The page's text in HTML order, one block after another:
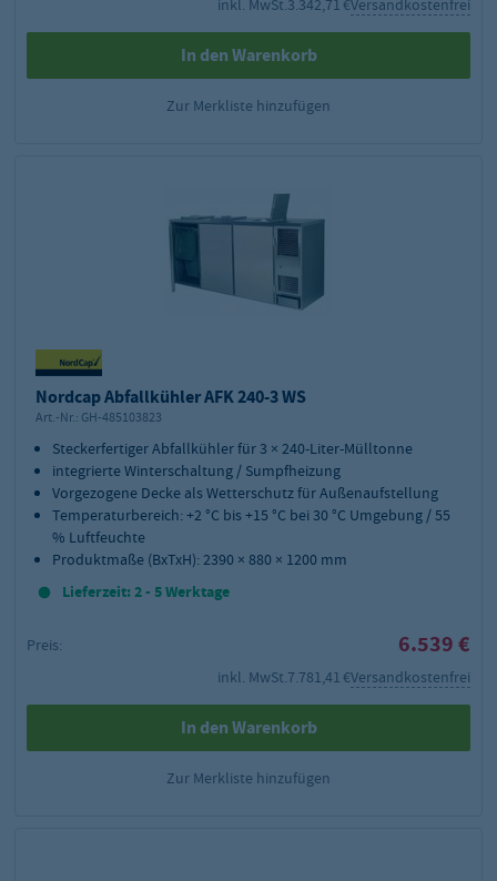
inkl. MwSt.3.342,71 €Versandkostenfrei
In den Warenkorb
Zur Merkliste hinzufügen
Nordcap Abfallkühler AFK 240-3 WS
Art.-Nr.: GH-485103823
Steckerfertiger Abfallkühler für 3 × 240-Liter-Mülltonne
integrierte Winterschaltung / Sumpfheizung
Vorgezogene Decke als Wetterschutz für Außenaufstellung
Temperaturbereich: +2 °C bis +15 °C bei 30 °C Umgebung / 55
% Luftfeuchte
Produktmaße (BxTxH): 2390 × 880 × 1200 mm
Lieferzeit: 2 - 5 Werktage
Preis: 6.539 €
inkl. MwSt.7.781,41 €Versandkostenfrei
In den Warenkorb
Zur Merkliste hinzufügen